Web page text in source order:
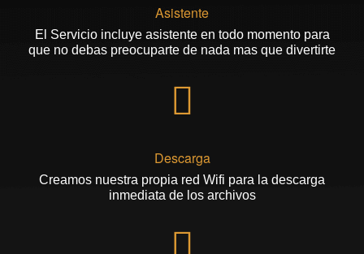
Asistente
El Servicio incluye asistente en todo momento para
que no debas preocuparte de nada mas que divertirte
Descarga
Creamos nuestra propia red Wifi para la descarga
inmediata de los archivos